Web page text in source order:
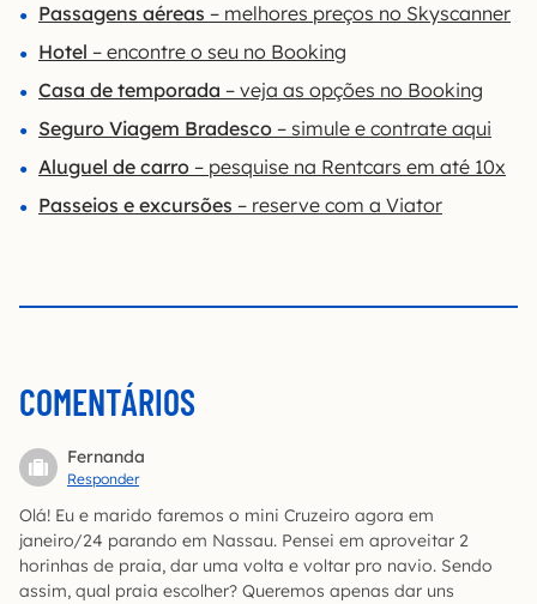
Passagens aéreas – melhores preços no Skyscanner
Hotel – encontre o seu no Booking
Casa de temporada – veja as opções no Booking
Seguro Viagem Bradesco – simule e contrate aqui
Aluguel de carro – pesquise na Rentcars em até 10x
Passeios e excursões – reserve com a Viator
COMENTÁRIOS
Fernanda
Responder
Olá! Eu e marido faremos o mini Cruzeiro agora em
janeiro/24 parando em Nassau. Pensei em aproveitar 2
horinhas de praia, dar uma volta e voltar pro navio. Sendo
assim, qual praia escolher? Queremos apenas dar uns